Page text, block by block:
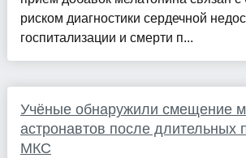
риском диагностики сердечной
госпитализации и смерти п...
Учёные обнаружили смещение
астронавтов после длительных
МКС